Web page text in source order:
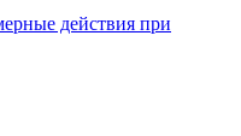
действия при